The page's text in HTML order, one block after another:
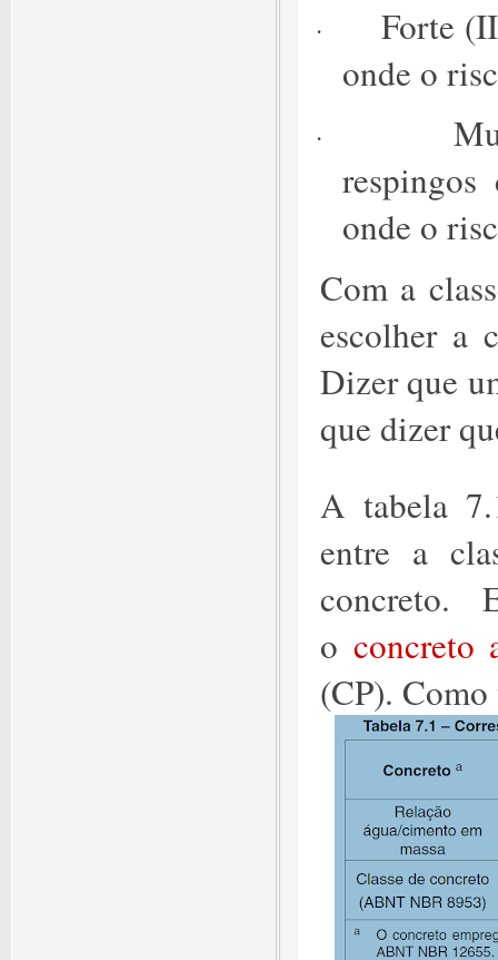
·
Forte
onde o
·
onde o
Com a
escolher a
Dizer que
que dizer
A tabela
entre a
concreto.
oconcreto
(CP).